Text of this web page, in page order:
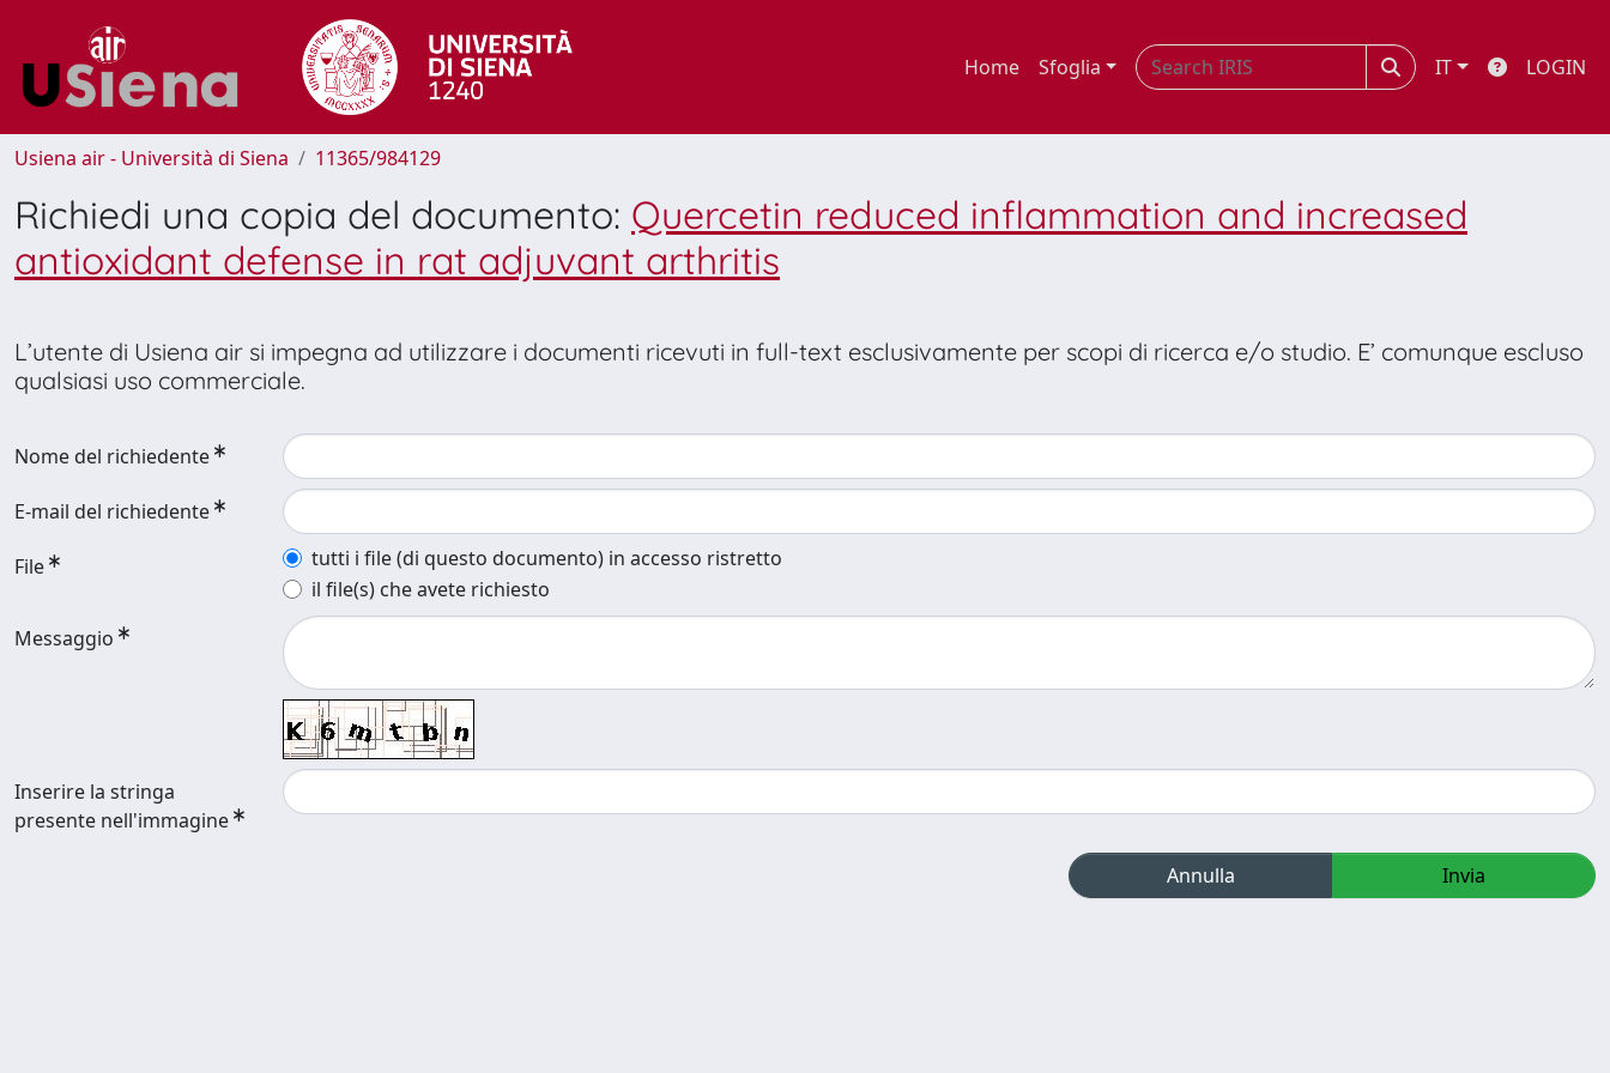
Home Sfoglia IT LOGIN
Usiena air - Università di Siena 11365/984129
Richiedi una copia del documento: Quercetin reduced inflammation and increased
antioxidant defense in rat adjuvant arthritis
L’utente di Usiena air si impegna ad utilizzare i documenti ricevuti in full-text esclusivamente per scopi di ricerca e/o studio. E’ comunque escluso
qualsiasi uso commerciale.
Nome del richiedente
E-mail del richiedente
File
tutti i file (di questo documento) in accesso ristretto
il file(s) che avete richiesto
Messaggio
Inserire la stringa
presente nell'immagine
Annulla Invia